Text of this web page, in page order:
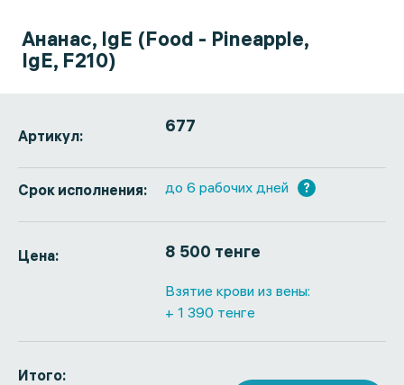
Ананас, IgE (Food - Pineapple,
IgE, F210)
Артикул: 677
Срок исполнения: до 6 рабочих дней ?
Цена: 8 500 тенге
Взятие крови из вены:
+ 1 390 тенге
Итого: